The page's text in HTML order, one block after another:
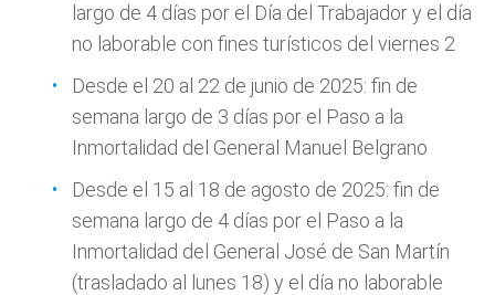
largo de 4 días por el Día del Trabajador y el día
no laborable con fines turísticos del viernes 2
Desde el 20 al 22 de junio de 2025: fin de
semana largo de 3 días por el Paso a la
Inmortalidad del General Manuel Belgrano
Desde el 15 al 18 de agosto de 2025: fin de
semana largo de 4 días por el Paso a la
Inmortalidad del General José de San Martín
(trasladado al lunes 18) y el día no laborable